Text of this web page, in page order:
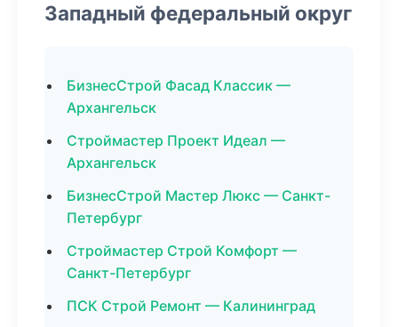
Западный федеральный округ
БизнесСтрой Фасад Классик —
Архангельск
Строймастер Проект Идеал —
Архангельск
БизнесСтрой Мастер Люкс — Санкт-
Петербург
Строймастер Строй Комфорт —
Санкт-Петербург
ПСК Строй Ремонт — Калининград